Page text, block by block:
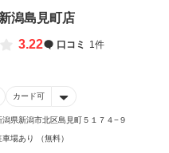
潟島見町店
3.22
口コミ 1件
カード可
潟県新潟市北区島見町５１７４−９
車場あり （無料）